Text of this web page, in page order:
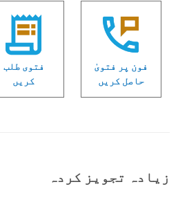
فون پر فتویٰ
حاصل کریں
فتوی طلب
کریں
زیادہ تجویز کردہ